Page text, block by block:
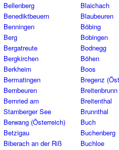
Bellenberg
Benediktbeuern
Benningen
Berg
Bergatreute
Bergkirchen
Berkheim
Bermatingen
Bernbeuren
Bernried am
Starnberger See
Berwang (Österreich)
Betzigau
Biberach an der Riß
Blaichach
Blaubeuren
Böbing
Bobingen
Bodnegg
Böhen
Boos
Bregenz
Breitenbrunn
Breitenthal
Brunnthal
Buch
Buchenberg
Buchloe